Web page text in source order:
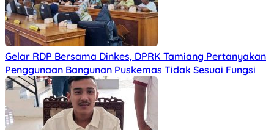
Gelar RDP Bersama Dinkes, DPRK Tamiang Pertanyakan
Penggunaan Bangunan Puskemas Tidak Sesuai Fungsi